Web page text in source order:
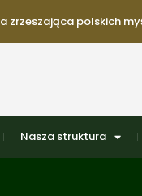
polskich
Nasza struktura